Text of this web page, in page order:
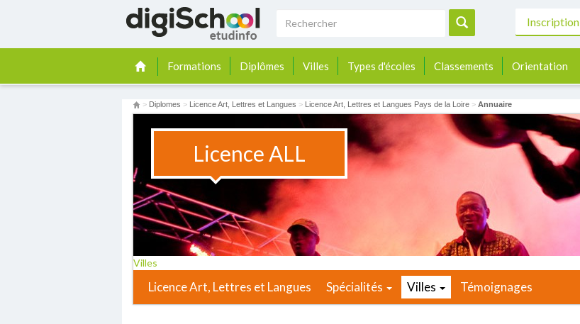
Inscription
Formations Diplômes Villes Types d'écoles Classements Orientation
> Diplomes > Licence Art, Lettres et Langues > Licence Art, Lettres et Langues Pays de la Loire > Annuaire
Licence ALL
Villes
Licence Art, Lettres et Langues Spécialités Villes Témoignages